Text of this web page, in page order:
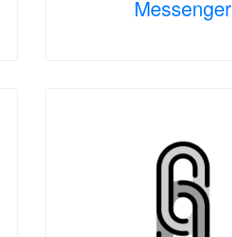
Messenger